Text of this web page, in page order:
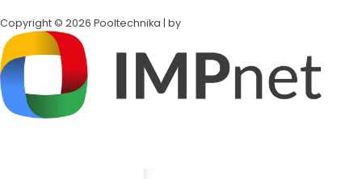
Copyright © 2026 Pooltechnika | by